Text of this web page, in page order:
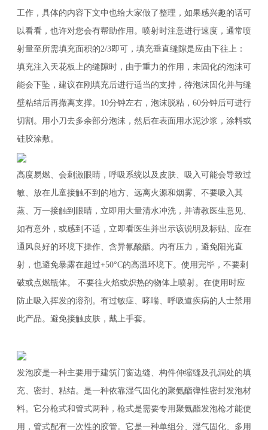
工作，具体的内容下文中也给大家做了整理，如果感兴趣的话可
以看看，也许对您会有帮助作用。喷射时注意进行速度，通常喷
射量至所需填充面积的2/3即可，填充垂直缝隙是应由下往上：
填充注入天花板上的缝隙时，由于重力的作用，未固化的泡沫可
能会下坠，建议在刚填充后进行适当的支持，待泡沫固化并与缝
壁粘结后再撤离支撑。10分钟左右，泡沫脱粘，60分钟后可进行
切割。用小刀去多余部分泡沫，然后在表面用水泥沙浆，涂料或
硅胶涂敷。
高度易燃、会刺激眼睛，呼吸系统以及皮肤、吸入可能会导致过
敏、放在儿童接触不到的地方、远离火源和烟雾、不要吸入其
蒸、万一接触到眼睛，立即用大量清水冲洗，并请教医生意见、
如有意外，或感到不适，立即看医生并出示该说明及标贴、应在
通风良好的环境下操作、含异氰酸酯。内有压力，避免阳光直
射，也避免暴露在超过+50°C的高温环境下。使用完毕，不要刺
破或点燃瓶体。 不要往火焰或炽热的物体上喷射。在使用时应
防止吸入挥发的溶剂。有过敏症、哮喘、呼吸道疾病的人士禁用
此产品。避免接触皮肤，戴上手套。
发泡胶是一种主要用于建筑门窗边缝、构件伸缩缝及孔洞处的填
充、密封、粘结。是一种依靠湿气固化的聚氨酯弹性密封发泡材
料。它分枪式和管式两种，枪式是需要专用聚氨酯发泡枪才能使
用，管式配有一次性的胶管。它是一种单组分、湿气固化、多用